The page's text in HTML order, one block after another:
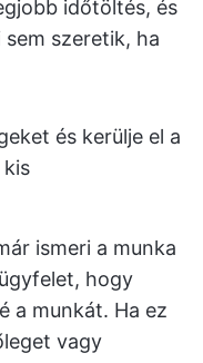
időtöltés, és
szeretik, ha
és kerülje el a
ismeri a munka
hogy
a munkát. Ha ez
vagy